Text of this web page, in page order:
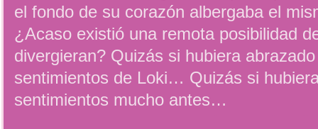
el fondo de su corazón albergaba el
¿Acaso existió una remota posibilidad
divergieran? Quizás si hubiera
sentimientos de Loki… Quizás si
sentimientos mucho antes…